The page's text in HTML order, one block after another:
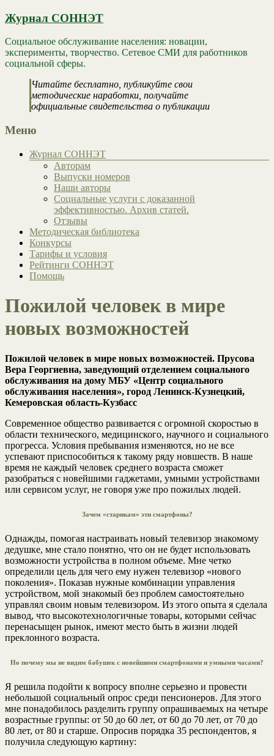
Журнал СОННЭТ
Социальное обслуживание населения: новации,
эксперименты, творчество. Сетевое СМИ для работников
социальной сферы.
Читайте бесплатно, публикуйте свои
методические наработки, получайте
официальные свидетельства о публикации
Меню
Журнал СОННЭТ
Авторам
Выпуски номеров
Наши авторы
Социальные услуги с доказанной
эффективностью. Архив статей.
Отзывы
Методическая библиотека
Конкурсы
Тарифы и условия
Рейтинги СОННЭТ
Помощь
Пожилой человек в мире
новых возможностей
Пожилой человек в мире новых возможностей. Прусова
Вера Георгиевна, заведующий отделением социального
обслуживания на дому МБУ «Центр социального
обслуживания населения», город Ленинск-Кузнецкий,
Кемеровская область-Кузбасс
Современное общество развивается с огромной скоростью в
области технического, медицинского, научного и социального
прогресса. Условия пребывания изменяются, но не все
успевают приспособиться к такому ряду новшеств. В наше
время не каждый человек среднего возраста сможет
разобраться с новейшими гаджетами, умными устройствами
или сервисом услуг, не говоря уже про пожилых людей.
Зачем «старикам» эти смартфоны?
Однажды, помогая настраивать новый телевизор знакомому
дедушке, мне стало понятно, что он не будет использовать
возможности устройства в полном объеме. Мне четко
определили цель для чего ему нужен телевизор «нового
поколения». Показав нужные комбинации управления
устройством, мой знакомый без проблем самостоятельно
управлял своим новым телевизором. Из этого опыта я сделала
вывод, что высокотехнологичные товары, которыми сейчас
перенасыщен рынок, имеют место быть в жизни людей
преклонного возраста.
Но почему мы не видим бабушек с новейшими смартфонами и умными часами?
Я решила подойти к вопросу вполне серьезно и провести
небольшой социальный опрос среди пенсионеров. Для этого
мне понадобилось разделить группу опрашиваемых на четыре
возрастные группы: от 50 до 60 лет, от 60 до 70 лет, от 70 до
80 лет, от 80 и старше. Опросив порядка 35 респондентов, я
получила следующую картину: